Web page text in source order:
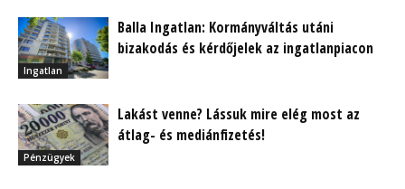
Ingatlan
Balla Ingatlan: Kormányváltás utáni
bizakodás és kérdőjelek az ingatlanpiacon
Pénzügyek
Lakást venne? Lássuk mire elég most az
átlag- és mediánfizetés!